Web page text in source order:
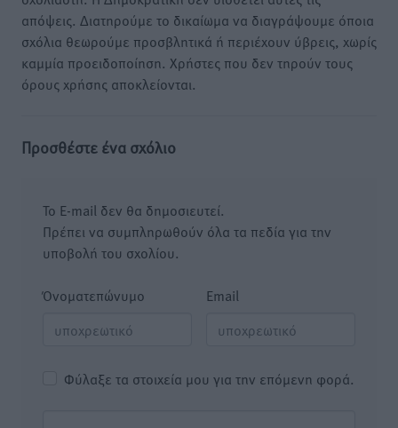
απόψεις. Διατηρούμε το δικαίωμα να διαγράψουμε όποια
σχόλια θεωρούμε προσβλητικά ή περιέχουν ύβρεις, χωρίς
καμμία προειδοποίηση. Χρήστες που δεν τηρούν τους
όρους χρήσης αποκλείονται.
Προσθέστε ένα σχόλιο
Το E-mail δεν θα δημοσιευτεί.
Πρέπει να συμπληρωθούν όλα τα πεδία για την
υποβολή του σχολίου.
Όνοματεπώνυμο Email
Φύλαξε τα στοιχεία μου για την επόμενη φορά.